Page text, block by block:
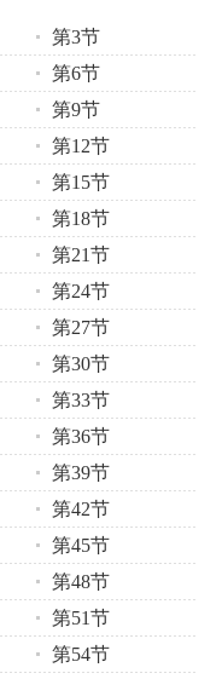
第3节
第6节
第9节
第12节
第15节
第18节
第21节
第24节
第27节
第30节
第33节
第36节
第39节
第42节
第45节
第48节
第51节
第54节